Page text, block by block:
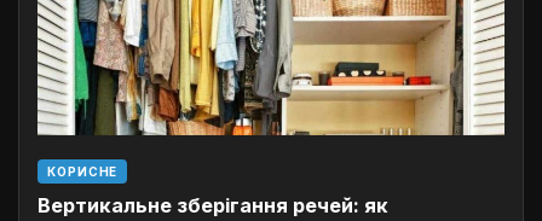
КОРИСНЕ
Вертикальне зберігання речей: як